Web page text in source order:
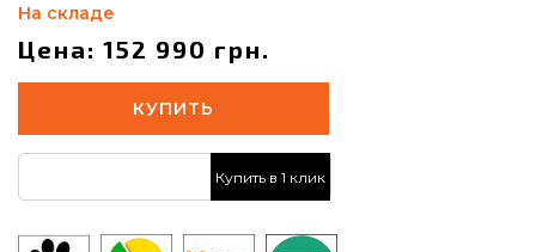
На складе
Цена: 152 990 грн.
КУПИТЬ
Купить в 1 клик